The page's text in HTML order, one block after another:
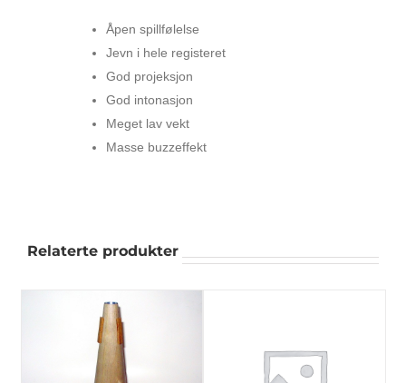
Åpen spillfølelse
Jevn i hele registeret
God projeksjon
God intonasjon
Meget lav vekt
Masse buzzeffekt
Relaterte produkter